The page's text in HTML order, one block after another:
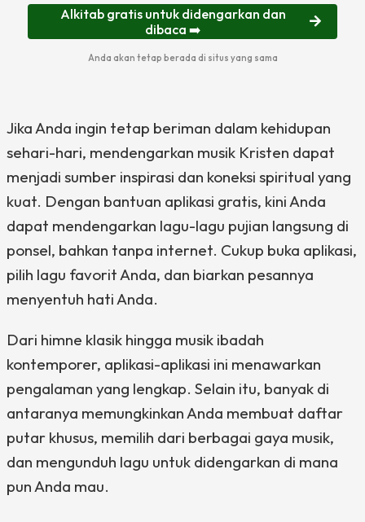
Alkitab gratis untuk didengarkan dan
dibaca ➡️
Anda akan tetap berada di situs yang sama
Jika Anda ingin tetap beriman dalam kehidupan
sehari-hari, mendengarkan musik Kristen dapat
menjadi sumber inspirasi dan koneksi spiritual yang
kuat. Dengan bantuan aplikasi gratis, kini Anda
dapat mendengarkan lagu-lagu pujian langsung di
ponsel, bahkan tanpa internet. Cukup buka aplikasi,
pilih lagu favorit Anda, dan biarkan pesannya
menyentuh hati Anda.
Dari himne klasik hingga musik ibadah
kontemporer, aplikasi-aplikasi ini menawarkan
pengalaman yang lengkap. Selain itu, banyak di
antaranya memungkinkan Anda membuat daftar
putar khusus, memilih dari berbagai gaya musik,
dan mengunduh lagu untuk didengarkan di mana
pun Anda mau.